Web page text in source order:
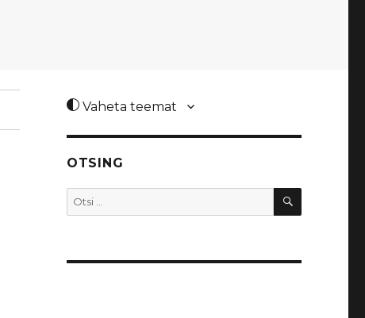
Vaheta teemat
OTSING
Otsi: OTSI